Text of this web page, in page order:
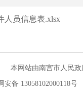
人员信息表.xlsx
本网站由南宫市人民
安备 13058102000118号